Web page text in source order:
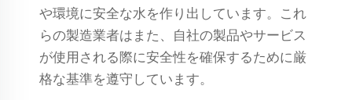
や環境に安全な水を作り出しています。これ
らの製造業者はまた、自社の製品やサービス
が使用される際に安全性を確保するために厳
格な基準を遵守しています。